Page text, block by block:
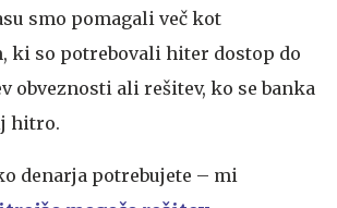
smo pomagali več kot
ki so potrebovali hiter dostop do
obveznosti ali rešitev, ko se banka
hitro.
denarja potrebujete – mi